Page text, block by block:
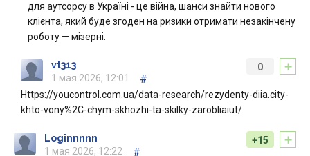
для аутсорсу в Україні - це війна, шанси знайти нового
клієнта, який буде згоден на ризики отримати незакінчену
роботу — мізерні.
+
0
vt313
1 мая 2026, 12:01
#
Https://youcontrol.com.ua/data-research/rezydenty-diia.city-
khto-vony%2C-chym-skhozhi-ta-skilky-zarobliaiut/
+
+15
Loginnnnn
1 мая 2026, 12:22
#